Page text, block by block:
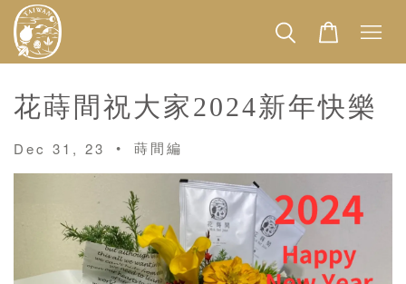
花蒔間祝大家2024新年快樂
Dec 31, 23 • 蒔間編